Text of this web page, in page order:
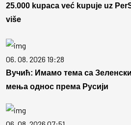
25.000 kupaca već kupuje uz
više
06. 08. 2026 19:28
Вучић: Имамо тема са
мења однос према Русији